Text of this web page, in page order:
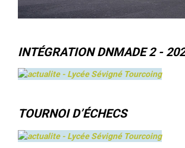
INTÉGRATION DNMADE 2 -
TOURNOI D’ÉCHECS